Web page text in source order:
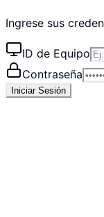
Ingrese sus
ID de Equipo
Contraseña
Iniciar Sesión